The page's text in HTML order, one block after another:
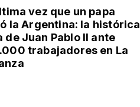
vez que un papa
la Argentina: la histórica
de Juan Pablo II ante
trabajadores en La